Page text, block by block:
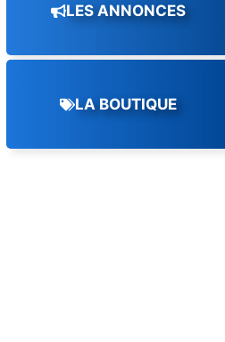
LES ANNONCES
LA BOUTIQUE